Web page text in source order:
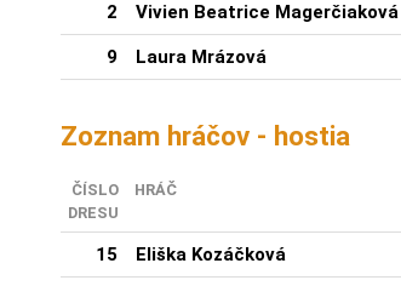
2 Vivien Beatrice Magerčiaková
9 Laura Mrázová
Zoznam hráčov - hostia
ČÍSLO
DRESU
HRÁČ
15 Eliška Kozáčková